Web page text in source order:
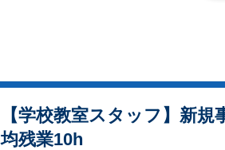
【学校教室スタッフ】新
均残業10h